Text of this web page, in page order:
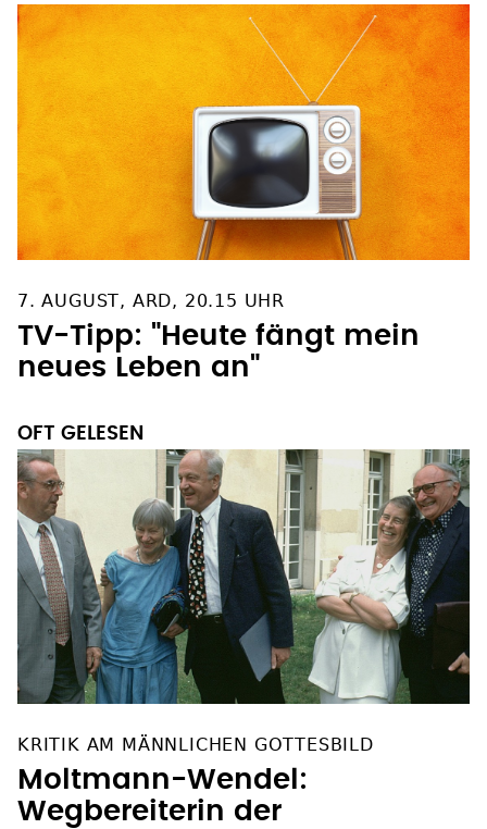
7. AUGUST, ARD, 20.15 UHR
TV-Tipp: "Heute fängt mein
neues Leben an"
OFT GELESEN
KRITIK AM MÄNNLICHEN GOTTESBILD
Moltmann-Wendel:
Wegbereiterin der